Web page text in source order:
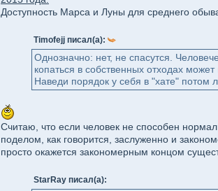
Доступность Марса и Луны для среднего
Timofejj писал(а):
Однозначно: нет, не спасутся.
копаться в собственных отходах может
Наведи порядок у себя в "хате" потом
Считаю, что если человек не способен
поделом, как говорится, заслуженно и
просто окажется закономерным концом
StarRay писал(а):